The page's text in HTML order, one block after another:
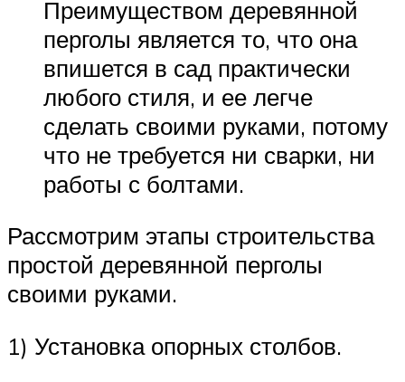
Преимуществом деревянной
перголы является то, что она
впишется в сад практически
любого стиля, и ее легче
сделать своими руками, потому
что не требуется ни сварки, ни
работы с болтами.
Рассмотрим этапы строительства
простой деревянной перголы
своими руками.
1) Установка опорных столбов.